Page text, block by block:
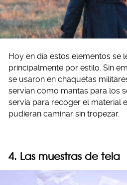
Hoy en día estos elementos se
principalmente por estilo. Sin
se usaron en chaquetas
servían como mantas para los
servía para recoger el material
pudieran caminar sin tropezar.
4. Las muestras de tela